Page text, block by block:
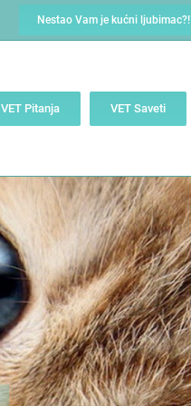
Nestao Vam je kućni ljubimac?!
VET Pitanja VET Saveti